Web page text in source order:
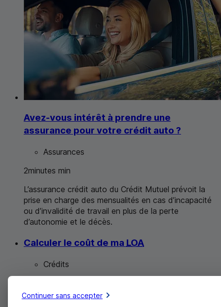
Avez-vous intérêt à prendre une
assurance pour votre crédit auto ?
Assurances
2minutes min
L’assurance crédit auto du Crédit Mutuel prévoit la
prise en charge des mensualités en cas d’incapacité
ou d’invalidité de travail en plus de la perte
d’autonomie et le décès.
Calculer le coût de ma LOA
Crédits
Quels frais vais-je devoir régler pendant ma location
Continuer sans accepter